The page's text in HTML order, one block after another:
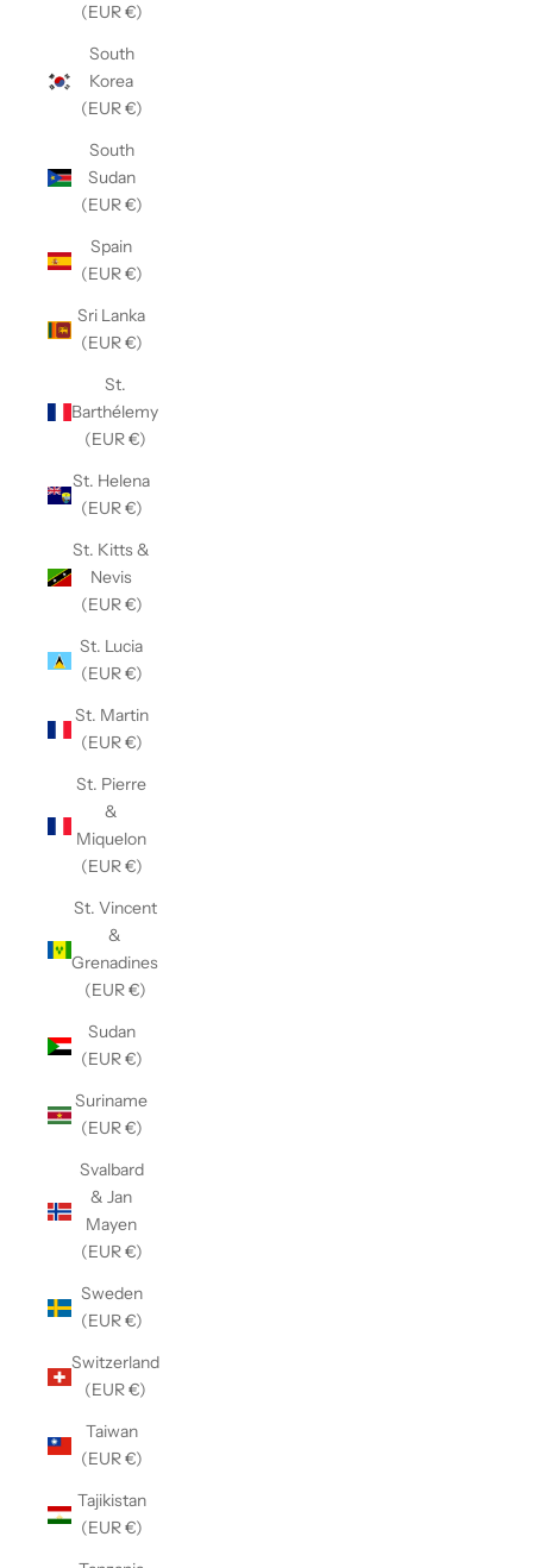
(EUR €)
South
Korea
(EUR €)
South
Sudan
(EUR €)
Spain
(EUR €)
Sri Lanka
(EUR €)
St.
Barthélemy
(EUR €)
St. Helena
(EUR €)
St. Kitts &
Nevis
(EUR €)
St. Lucia
(EUR €)
St. Martin
(EUR €)
St. Pierre
&
Miquelon
(EUR €)
St. Vincent
&
Grenadines
(EUR €)
Sudan
(EUR €)
Suriname
(EUR €)
Svalbard
& Jan
Mayen
(EUR €)
Sweden
(EUR €)
Switzerland
(EUR €)
Taiwan
(EUR €)
Tajikistan
(EUR €)